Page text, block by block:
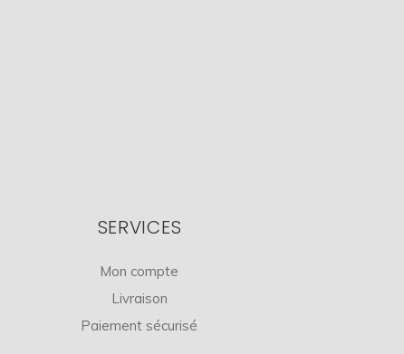
SERVICES
Mon compte
Livraison
Paiement sécurisé